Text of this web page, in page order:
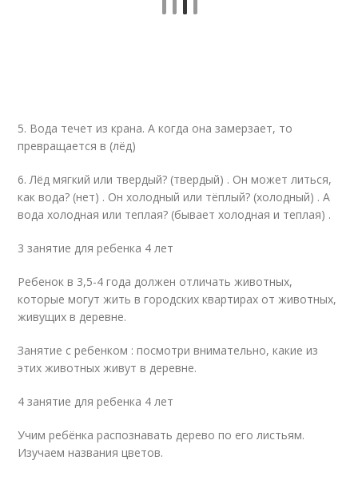
5. Вода течет из крана. А когда она замерзает, то
превращается в (лёд)
6. Лёд мягкий или твердый? (твердый) . Он может литься,
как вода? (нет) . Он холодный или тёплый? (холодный) . А
вода холодная или теплая? (бывает холодная и теплая) .
3 занятие для ребенка 4 лет
Ребенок в 3,5-4 года должен отличать животных,
которые могут жить в городских квартирах от животных,
живущих в деревне.
Занятие с ребенком : посмотри внимательно, какие из
этих животных живут в деревне.
4 занятие для ребенка 4 лет
Учим ребёнка распознавать дерево по его листьям.
Изучаем названия цветов.